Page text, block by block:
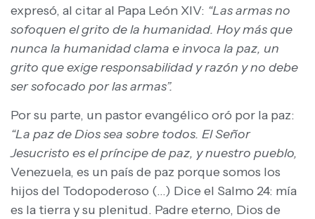
expresó, al citar al Papa León XIV: “Las armas no
sofoquen el grito de la humanidad. Hoy más que
nunca la humanidad clama e invoca la paz, un
grito que exige responsabilidad y razón y no debe
ser sofocado por las armas”.
Por su parte, un pastor evangélico oró por la paz:
“La paz de Dios sea sobre todos. El Señor
Jesucristo es el príncipe de paz, y nuestro pueblo,
Venezuela, es un país de paz porque somos los
hijos del Todopoderoso (…) Dice el Salmo 24: mía
es la tierra y su plenitud. Padre eterno, Dios de